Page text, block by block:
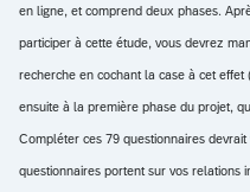
en ligne, et comprend deux phases.
participer à cette étude, vous devrez
recherche en cochant la case à cet
ensuite à la première phase du projet,
Compléter ces 79 questionnaires
questionnaires portent sur vos relations